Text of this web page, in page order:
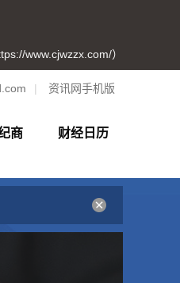
www.cjwzzx.com/）
| 资讯网手机版
商 财经日历